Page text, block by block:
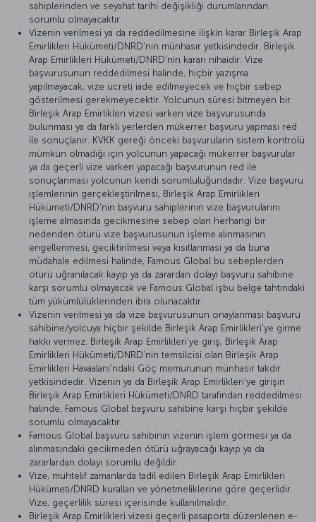
sahiplerinden ve seyahat tarihi değişikliği durumlarından
sorumlu olmayacaktır.
Vizenin verilmesi ya da reddedilmesine ilişkin karar Birleşik Arap
Emirlikleri Hükümeti/DNRD'nin münhasır yetkisindedir. Birleşik
Arap Emirlikleri Hükümeti/DNRD'nin kararı nihaidir. Vize
başvurusunun reddedilmesi halinde, hiçbir yazışma
yapılmayacak, vize ücreti iade edilmeyecek ve hiçbir sebep
gösterilmesi gerekmeyecektir. Yolcunun süresi bitmeyen bir
Birleşik Arap Emirlikleri vizesi varken vize başvurusunda
bulunması ya da farklı yerlerden mükerrer başvuru yapması red
ile sonuçlanır. KVKK gereği önceki başvuruların sistem kontrolü
mümkün olmadığı için yolcunun yapacağı mükerrer başvurular
ya da geçerli vize varken yapacağı başvurunun red ile
sonuçlanması yolcunun kendi sorumluluğundadır. Vize başvuru
işlemlerinin gerçekleştirilmesi, Birleşik Arap Emirlikleri
Hükümeti/DNRD'nin başvuru sahiplerinin vize başvurularını
işleme almasında gecikmesine sebep olan herhangi bir
nedenden ötürü vize başvurusunun işleme alınmasının
engellenmesi, geciktirilmesi veya kısıtlanması ya da buna
müdahale edilmesi halinde, Famous Global bu sebeplerden
ötürü uğranılacak kayıp ya da zarardan dolayı başvuru sahibine
karşı sorumlu olmayacak ve Famous Global işbu belge tahtındaki
tüm yükümlülüklerinden ibra olunacaktır.
Vizenin verilmesi ya da vize başvurusunun onaylanması başvuru
sahibine/yolcuya hiçbir şekilde Birleşik Arap Emirlikleri'ye girme
hakkı vermez. Birleşik Arap Emirlikleri'ye giriş, Birleşik Arap
Emirlikleri Hükümeti/DNRD'nin temsilcisi olan Birleşik Arap
Emirlikleri Havaalanı'ndaki Göç memurunun münhasır takdir
yetkisindedir. Vizenin ya da Birleşik Arap Emirlikleri'ye girişin
Birleşik Arap Emirlikleri Hükümeti/DNRD tarafından reddedilmesi
halinde, Famous Global başvuru sahibine karşı hiçbir şekilde
sorumlu olmayacaktır.
Famous Global başvuru sahibinin vizenin işlem görmesi ya da
alınmasındaki gecikmeden ötürü uğrayacağı kayıp ya da
zararlardan dolayı sorumlu değildir.
Vize, muhtelif zamanlarda tadil edilen Birleşik Arap Emirlikleri
Hükümeti/DNRD kuralları ve yönetmeliklerine göre geçerlidir.
Vize, geçerlilik süresi içerisinde kullanılmalıdır.
Birleşik Arap Emirlikleri vizesi geçerli pasaporta düzenlenen e-